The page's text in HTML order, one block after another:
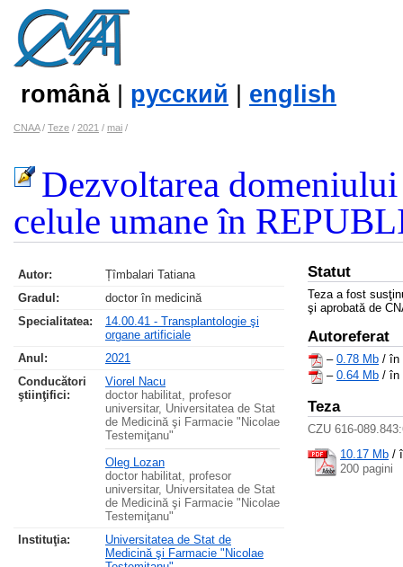
română| русский english
CNAA/ Teze / 2021 / mai /
Dezvoltarea
celule umane în
Autor:
Țîmbalari Tatiana
Gradul:
doctor în medicină
Specialitatea:
14.00.41 - Transplantologie şi
organe artificiale
Anul:
2021
Conducători
ştiinţifici:
Viorel Nacu
doctor habilitat, profesor
universitar, Universitatea de Stat
de Medicină şi Farmacie "Nicolae
Testemiţanu"
Oleg Lozan
doctor habilitat, profesor
universitar, Universitatea de Stat
de Medicină şi Farmacie "Nicolae
Testemiţanu"
Instituţia:
Universitatea de Stat de
Medicină şi Farmacie "Nicolae
Statut
Teza a fost
şi aprobată de
Autoreferat
– 0.78 Mb / în
– 0.64 Mb / în
Teza
CZU 616-
10.17 Mb /
200 pagini